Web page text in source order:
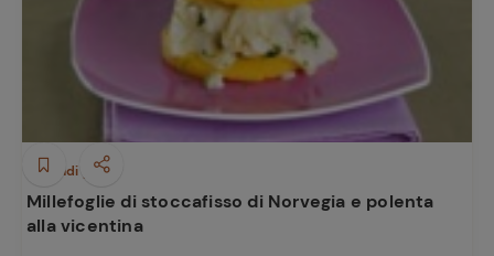
Secondi piatti
Millefoglie di stoccafisso di Norvegia e polenta
alla vicentina